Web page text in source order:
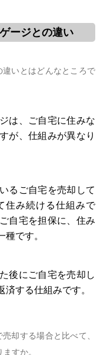
ージとの違い
いとはどんなところで
は、ご自宅に住みな
が、仕組みが異なり
るご自宅を売却して
住み続ける仕組みで
自宅を担保に、住み
です。
後にご自宅を売却し
する仕組みです。
却する場合と比べて、
すか。